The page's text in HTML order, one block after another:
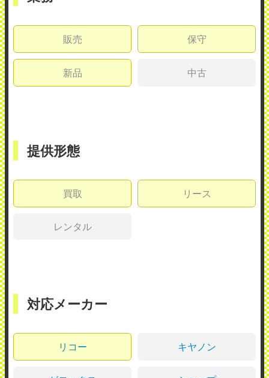
販売 保守
新品 中古
提供形態
買取 リース
レンタル
対応メーカー
リコー キヤノン